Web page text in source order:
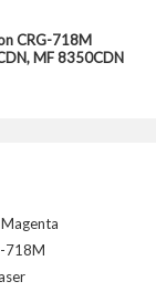
CRG-718M
MF 8350CDN
718M